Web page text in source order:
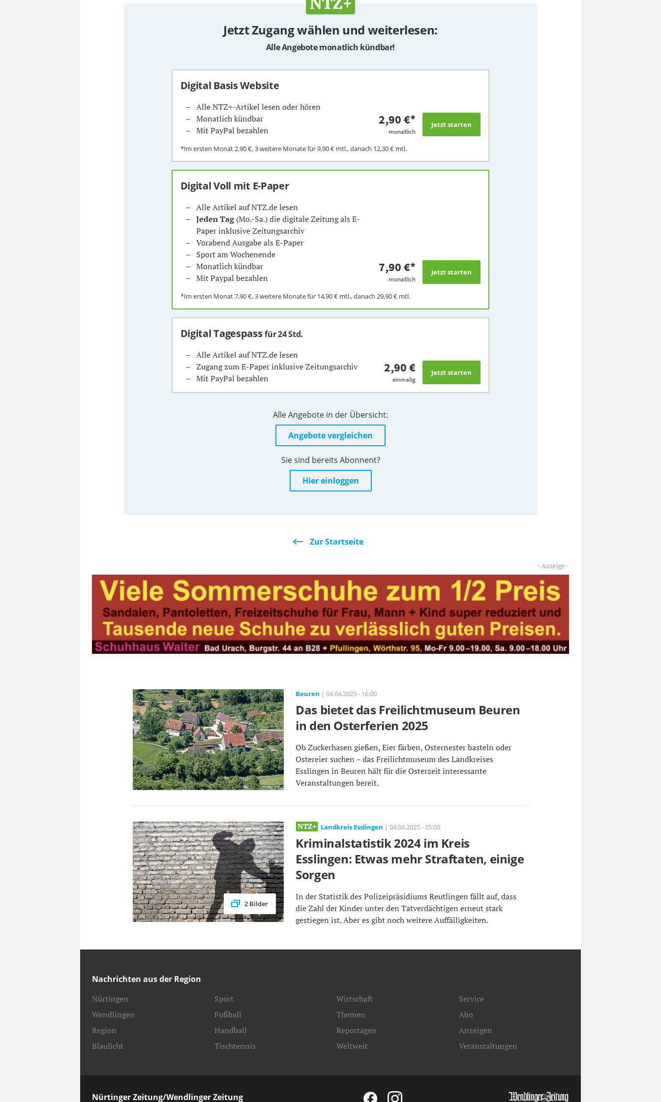
Jetzt Zugang wählen und weiterlesen:
Alle Angebote monatlich kündbar!
Digital Basis Website
Alle NTZ+-Artikel lesen oder hören
Monatlich kündbar
Mit PayPal bezahlen
2,90 €*
monatlich
*Im ersten Monat2,90 €, 3 weitere Monate für9,90 €mtl., danach 12,30 €mtl.
Digital Voll mit E-Paper
Alle Artikel auf NTZ.de lesen
Jeden Tag(Mo.-Sa.) die digitale Zeitung als E-
Paper inklusive Zeitungsarchiv
Vorabend Ausgabe als E-Paper
Sport am Wochenende
Monatlich kündbar
Mit Paypal bezahlen
7,90 €*
monatlich
*Im ersten Monat7,90 €, 3 weitere Monate für 14,90 €mtl., danach 29,90 €mtl.
Digital Tagespassfür 24 Std.
Alle Artikel auf NTZ.de lesen
Zugang zum E-Paper inklusive Zeitungsarchiv
Mit PayPal bezahlen
2,90 €
einmalig
Alle Angebote in der Übersicht:
Angebote vergleichen
Sie sind bereits Abonnent?
Hier einloggen
Zur Startseite
Beuren | 04.04.2025 - 16:00
Das bietet das Freilichtmuseum Beuren
in den Osterferien 2025
Ob Zuckerhasen gießen, Eier färben, Osternester basteln oder
Ostereier suchen – das Freilichtmuseum des Landkreises
Esslingen in Beuren hält für die Osterzeit interessante
Veranstaltungen bereit.
2 Bilder
Landkreis Esslingen | 04.04.2025 - 05:00
Kriminalstatistik 2024 im Kreis
Esslingen: Etwas mehr Straftaten, einige
Sorgen
In der Statistik des Polizeipräsidiums Reutlingen fällt auf, dass
die Zahl der Kinder unter den Tatverdächtigen erneut stark
gestiegen ist. Aber es gibt noch weitere Auffälligkeiten.
Nachrichten aus der Region
Nürtingen
Wendlingen
Region
Blaulicht
Sport
Fußball
Handball
Tischtennis
Wirtschaft
Themen
Reportagen
Weltweit
Service
Abo
Anzeigen
Veranstaltungen
Nürtinger Zeitung/Wendlinger Zeitung